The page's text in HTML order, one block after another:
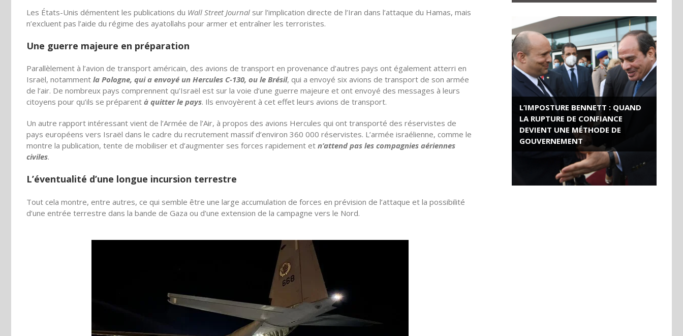
Les États-Unis démentent les publications du Wall Street Journal sur l’implication directe de l’Iran dans l’attaque du Hamas, mais
n’excluent pas l’aide du régime des ayatollahs pour armer et entraîner les terroristes.
Une guerre majeure en préparation
Parallèlement à l’avion de transport américain, des avions de transport en provenance d’autres pays ont également atterri en
Israël, notamment la Pologne, qui a envoyé un Hercules C-130, ou le Brésil, qui a envoyé six avions de transport de son armée
de l’air. De nombreux pays comprennent qu’Israël est sur la voie d’une guerre majeure et ont envoyé des messages à leurs
citoyens pour qu’ils se préparent à quitter le pays. Ils envoyèrent à cet effet leurs avions de transport.
Un autre rapport intéressant vient de l’Armée de l’Air, à propos des avions Hercules qui ont transporté des réservistes de
pays européens vers Israël dans le cadre du recrutement massif d’environ 360 000 réservistes. L’armée israélienne, comme le
montre la publication, tente de mobiliser et d’augmenter ses forces rapidement et n’attend pas les compagnies aériennes
civiles.
L’éventualité d’une longue incursion terrestre
Tout cela montre, entre autres, ce qui semble être une large accumulation de forces en prévision de l’attaque et la possibilité
d’une entrée terrestre dans la bande de Gaza ou d’une extension de la campagne vers le Nord.
L’IMPOSTURE BENNETT : QUAND
LA RUPTURE DE CONFIANCE
DEVIENT UNE MÉTHODE DE
GOUVERNEMENT
ROSE VALLAND, HEROÏNE DE LA
RESISTANCE FRANÇAISE